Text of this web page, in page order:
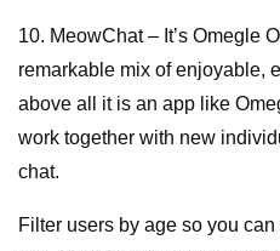
10. MeowChat – It’s Omegle
remarkable mix of enjoyable,
above all it is an app like
work together with new
chat.
Filter users by age so you